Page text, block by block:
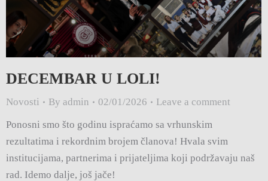
DECEMBAR U LOLI!
Novosti By admin 02/01/2026
Leave a comment
Ponosni smo što godinu ispraćamo sa vrhunskim
rezultatima i rekordnim brojem članova! Hvala svim
institucijama, partnerima i prijateljima koji podržavaju naš
rad. Idemo dalje, još jače!